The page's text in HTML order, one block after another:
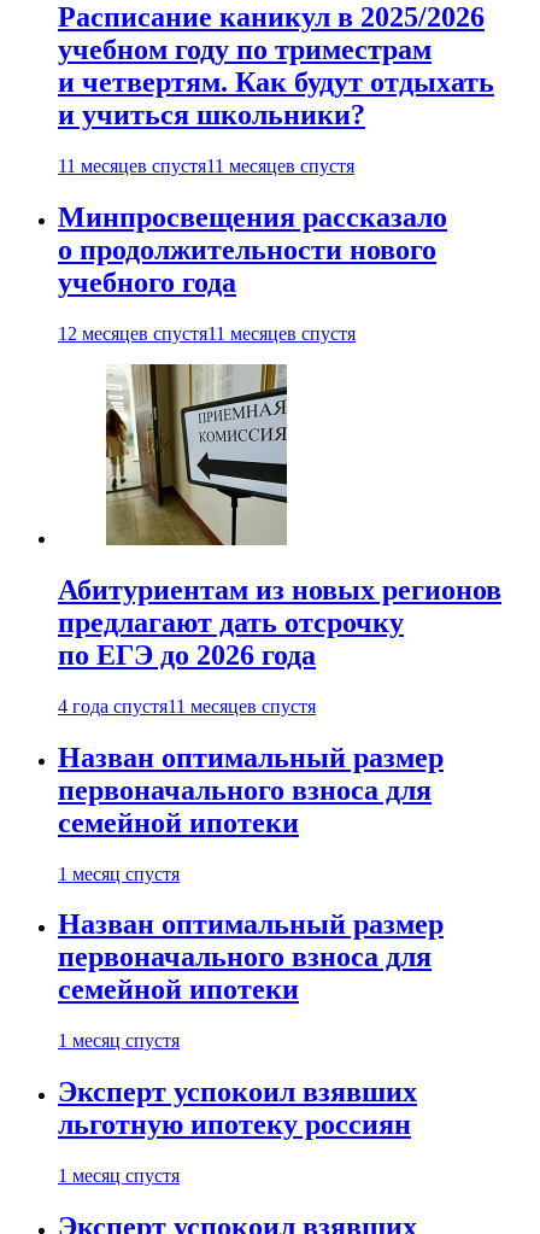
Расписание каникул в 2025/2026
учебном году по триместрам
и четвертям. Как будут отдыхать
и учиться школьники?
11 месяцев спустя11 месяцев спустя
Минпросвещения рассказало
о продолжительности нового
учебного года
12 месяцев спустя11 месяцев спустя
Абитуриентам из новых регионов
предлагают дать отсрочку
по ЕГЭ до 2026 года
4 года спустя11 месяцев спустя
Назван оптимальный размер
первоначального взноса для
семейной ипотеки
1 месяц спустя
Назван оптимальный размер
первоначального взноса для
семейной ипотеки
1 месяц спустя
Эксперт успокоил взявших
льготную ипотеку россиян
1 месяц спустя
Эксперт успокоил взявших